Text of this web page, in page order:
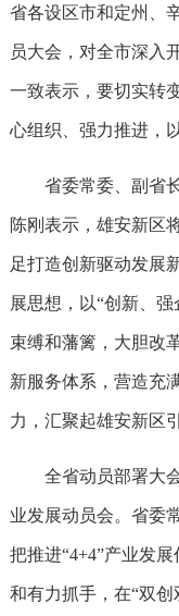
省各设区市和定州、
员大会，对全市深入
一致表示，要切实转
心组织、强力推进，
省委常委、副省长
陈刚表示，雄安新区
足打造创新驱动发展
展思想，以“创新、
束缚和藩篱，大胆改
新服务体系，营造充
力，汇聚起雄安新区
全省动员部署大会
业发展动员会。省委
把推进“4+4”产业发
和有力抓手，在“双